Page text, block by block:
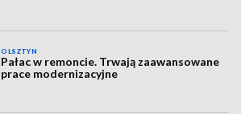
OLSZTYN
Pałac w remoncie. Trwają zaawansowane
prace modernizacyjne